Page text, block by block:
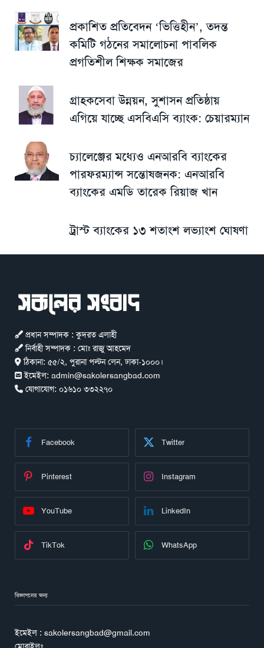
প্রকাশিত প্রতিবেদন ‘ভিত্তিহীন’, তদন্ত
কমিটি গঠনের সমালোচনা পাবলিক
প্রগতিশীল শিক্ষক সমাজের
গ্রাহকসেবা উন্নয়ন, সুশাসন প্রতিষ্ঠায়
এগিয়ে যাচ্ছে এসবিএসি ব্যাংক: চেয়ারম্যান
চ্যালেঞ্জের মধ্যেও এনআরবি ব্যাংকের
পারফরম্যান্স সন্তোষজনক: এনআরবি
ব্যাংকের এমডি তারেক রিয়াজ খান
ট্রাস্ট ব্যাংকের ১৩ শতাংশ লভ্যাংশ ঘোষণা
প্রধান সম্পাদক : কুদরত এলাহী
নির্বাহী সম্পাদক : মোঃ রাজু আহমেদ
ঠিকানা: ৫৫/২, পুরানা পল্টন লেন, ঢাকা-১০০০।
ইমেইল: admin@sakolersangbad.com
যোগাযোগ: ০১৬১০ ৩৩২২৭০
Facebook Twitter
Pinterest Instagram
YouTube LinkedIn
TikTok WhatsApp
বিজ্ঞাপনের জন্য
ইমেইল : sakolersangbad@gmail.com